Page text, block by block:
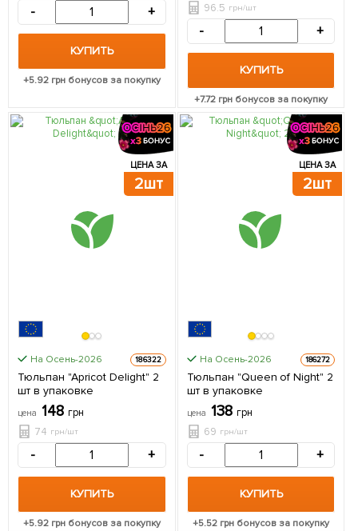
- +
КУПИТЬ
+5.92 грн бонусов за покупку
96.5 грн/шт
- +
КУПИТЬ
+7.72 грн бонусов за покупку
ЦЕНА ЗА
2шт
На Осень-2026 186322
Тюльпан "Apricot Delight" 2
шт в упаковке
цена 148 грн
74 грн/шт
- +
КУПИТЬ
+5.92 грн бонусов за покупку
ЦЕНА ЗА
2шт
На Осень-2026 186272
Тюльпан "Queen of Night" 2
шт в упаковке
цена 138 грн
69 грн/шт
- +
КУПИТЬ
+5.52 грн бонусов за покупку